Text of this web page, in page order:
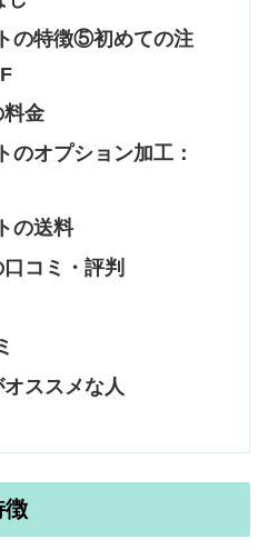
の特徴⑤初めての注
金
のオプション加工：
の送料
コミ・評判
ススメな人
徴